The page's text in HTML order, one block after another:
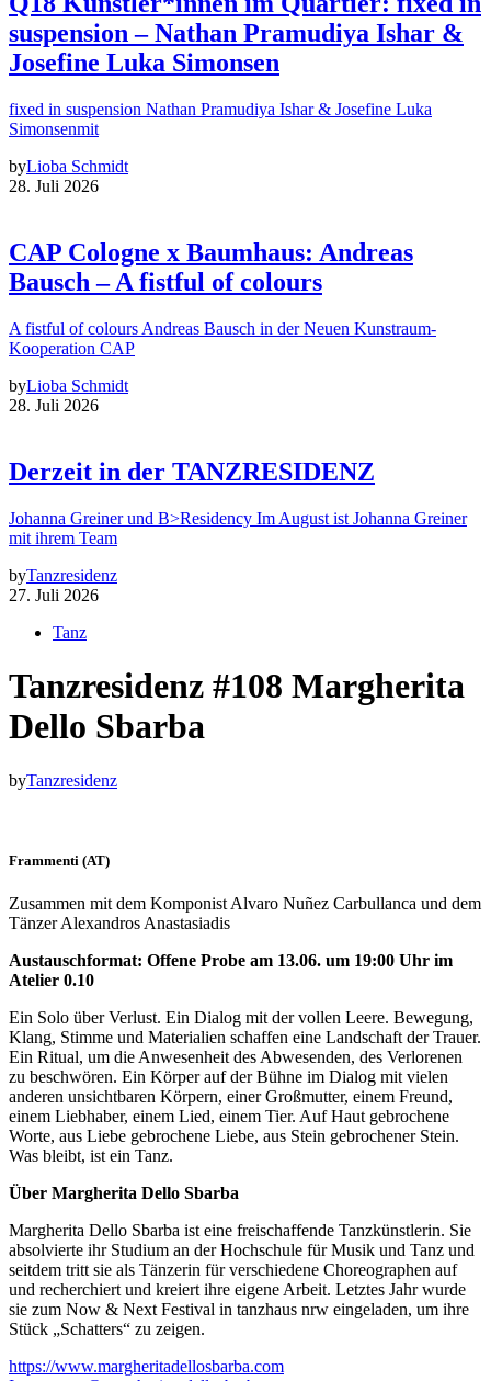
suspension – Nathan Pramudiya Ishar &
Josefine Luka Simonsen
fixed in suspension Nathan Pramudiya Ishar & Josefine Luka
Simonsenmit
byLioba Schmidt
28. Juli 2026
CAP Cologne x Baumhaus: Andreas
Bausch – A fistful of colours
A fistful of colours Andreas Bausch in der Neuen Kunstraum-
Kooperation CAP
byLioba Schmidt
28. Juli 2026
Derzeit in der TANZRESIDENZ
Johanna Greiner und B>Residency Im August ist Johanna Greiner
mit ihrem Team
byTanzresidenz
27. Juli 2026
Tanz
Tanzresidenz #108 Margherita
Dello Sbarba
byTanzresidenz
Frammenti (AT)
Zusammen mit dem Komponist Alvaro Nuñez Carbullanca und dem
Tänzer Alexandros Anastasiadis
Austauschformat: Offene Probe am 13.06. um 19:00 Uhr im
Atelier 0.10
Ein Solo über Verlust. Ein Dialog mit der vollen Leere. Bewegung,
Klang, Stimme und Materialien schaffen eine Landschaft der Trauer.
Ein Ritual, um die Anwesenheit des Abwesenden, des Verlorenen
zu beschwören. Ein Körper auf der Bühne im Dialog mit vielen
anderen unsichtbaren Körpern, einer Großmutter, einem Freund,
einem Liebhaber, einem Lied, einem Tier. Auf Haut gebrochene
Worte, aus Liebe gebrochene Liebe, aus Stein gebrochener Stein.
Was bleibt, ist ein Tanz.
Über Margherita Dello Sbarba
Margherita Dello Sbarba ist eine freischaffende Tanzkünstlerin. Sie
absolvierte ihr Studium an der Hochschule für Musik und Tanz und
seitdem tritt sie als Tänzerin für verschiedene Choreographen auf
und recherchiert und kreiert ihre eigene Arbeit. Letztes Jahr wurde
sie zum Now & Next Festival in tanzhaus nrw eingeladen, um ihre
Stück „Schatters“ zu zeigen.
https://www.margheritadellosbarba.com